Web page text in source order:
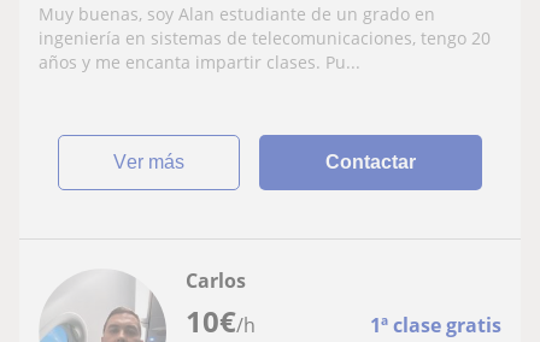
Muy buenas, soy Alan estudiante de un grado en
ingeniería en sistemas de telecomunicaciones, tengo 20
años y me encanta impartir clases. Pu...
ver más Contactar
10€/h 1ª clase gratis
Carlos